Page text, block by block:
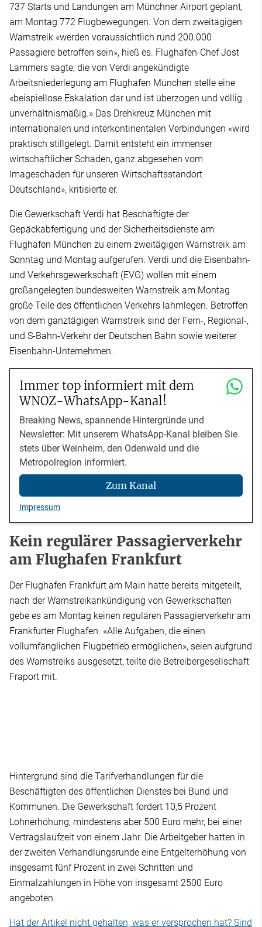
737 Starts und Landungen am Münchner Airport geplant,
am Montag 772 Flugbewegungen. Von dem zweitägigen
Warnstreik «werden voraussichtlich rund 200.000
Passagiere betroffen sein», hieß es. Flughafen-Chef Jost
Lammers sagte, die von Verdi angekündigte
Arbeitsniederlegung am Flughafen München stelle eine
«beispiellose Eskalation dar und ist überzogen und völlig
unverhältnismäßig.» Das Drehkreuz München mit
internationalen und interkontinentalen Verbindungen «wird
praktisch stillgelegt. Damit entsteht ein immenser
wirtschaftlicher Schaden, ganz abgesehen vom
Imageschaden für unseren Wirtschaftsstandort
Deutschland», kritisierte er.
Die Gewerkschaft Verdi hat Beschäftigte der
Gepäckabfertigung und der Sicherheitsdienste am
Flughafen München zu einem zweitägigen Warnstreik am
Sonntag und Montag aufgerufen. Verdi und die Eisenbahn-
und Verkehrsgewerkschaft (EVG) wollen mit einem
großangelegten bundesweiten Warnstreik am Montag
große Teile des öffentlichen Verkehrs lahmlegen. Betroffen
von dem ganztägigen Warnstreik sind der Fern-, Regional-,
und S-Bahn-Verkehr der Deutschen Bahn sowie weiterer
Eisenbahn-Unternehmen.
Immer top informiert mit dem
WNOZ-WhatsApp-Kanal!
Breaking News, spannende Hintergründe und
Newsletter: Mit unserem WhatsApp-Kanal bleiben Sie
stets über Weinheim, den Odenwald und die
Metropolregion informiert.
Zum Kanal
Impressum
Kein regulärer Passagierverkehr
am Flughafen Frankfurt
Der Flughafen Frankfurt am Main hatte bereits mitgeteilt,
nach der Warnstreikankündigung von Gewerkschaften
gebe es am Montag keinen regulären Passagierverkehr am
Frankfurter Flughafen. «Alle Aufgaben, die einen
vollumfänglichen Flugbetrieb ermöglichen», seien aufgrund
des Warnstreiks ausgesetzt, teilte die Betreibergesellschaft
Fraport mit.
Hintergrund sind die Tarifverhandlungen für die
Beschäftigten des öffentlichen Dienstes bei Bund und
Kommunen. Die Gewerkschaft fordert 10,5 Prozent
Lohnerhöhung, mindestens aber 500 Euro mehr, bei einer
Vertragslaufzeit von einem Jahr. Die Arbeitgeber hatten in
der zweiten Verhandlungsrunde eine Entgelterhöhung von
insgesamt fünf Prozent in zwei Schritten und
Einmalzahlungen in Höhe von insgesamt 2500 Euro
angeboten.
Hat der Artikel nicht gehalten, was er versprochen hat? Sind